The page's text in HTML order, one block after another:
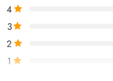
4
3
2
1